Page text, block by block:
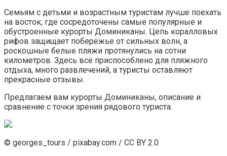
Семьям с детьми и возрастным туристам лучше поехать
на восток, где сосредоточены самые популярные и
обустроенные курорты Доминиканы. Цепь коралловых
рифов защищает побережье от сильных волн, а
роскошные белые пляжи протянулись на сотни
километров. Здесь всё приспособлено для пляжного
отдыха, много развлечений, а туристы оставляют
прекрасные отзывы.
Предлагаем вам курорты Доминиканы, описание и
сравнение с точки зрения рядового туриста.
© georges_tours / pixabay.com / CC BY 2.0